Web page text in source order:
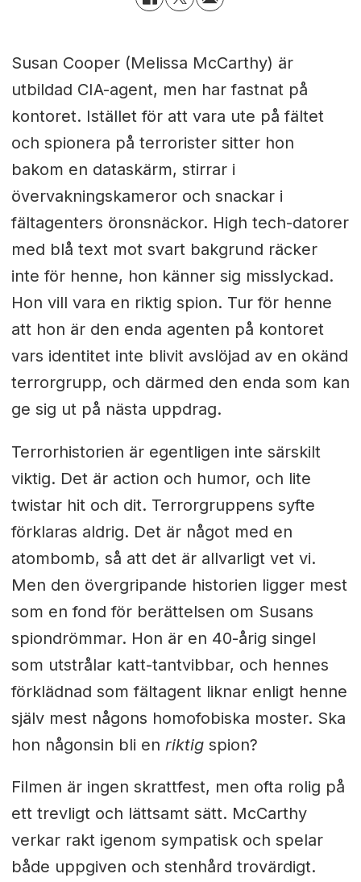
Susan Cooper (Melissa McCarthy) är
utbildad CIA-agent, men har fastnat på
kontoret. Istället för att vara ute på fältet
och spionera på terrorister sitter hon
bakom en dataskärm, stirrar i
övervakningskameror och snackar i
fältagenters öronsnäckor. High tech-datorer
med blå text mot svart bakgrund räcker
inte för henne, hon känner sig misslyckad.
Hon vill vara en riktig spion. Tur för henne
att hon är den enda agenten på kontoret
vars identitet inte blivit avslöjad av en okänd
terrorgrupp, och därmed den enda som kan
ge sig ut på nästa uppdrag.
Terrorhistorien är egentligen inte särskilt
viktig. Det är action och humor, och lite
twistar hit och dit. Terrorgruppens syfte
förklaras aldrig. Det är något med en
atombomb, så att det är allvarligt vet vi.
Men den övergripande historien ligger mest
som en fond för berättelsen om Susans
spiondrömmar. Hon är en 40-årig singel
som utstrålar katt-tantvibbar, och hennes
förklädnad som fältagent liknar enligt henne
själv mest någons homofobiska moster. Ska
hon någonsin bli en riktig spion?
Filmen är ingen skrattfest, men ofta rolig på
ett trevligt och lättsamt sätt. McCarthy
verkar rakt igenom sympatisk och spelar
både uppgiven och stenhård trovärdigt.